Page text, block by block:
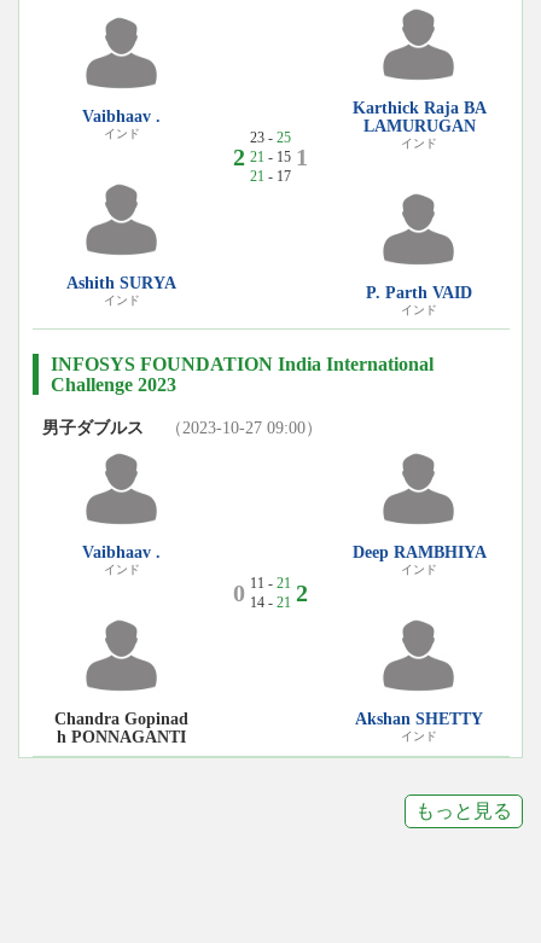
Vaibhaav .
インド
Ashith SURYA
インド
2
23 - 25
21 - 15
21 - 17
1
Karthick Raja BA
LAMURUGAN
インド
P. Parth VAID
インド
INFOSYS FOUNDATION India International
Challenge 2023
男子ダブルス （2023-10-27 09:00）
Vaibhaav .
インド
Chandra Gopinad
h PONNAGANTI
0 11 - 21
14 - 21 2
Deep RAMBHIYA
インド
Akshan SHETTY
インド
もっと見る